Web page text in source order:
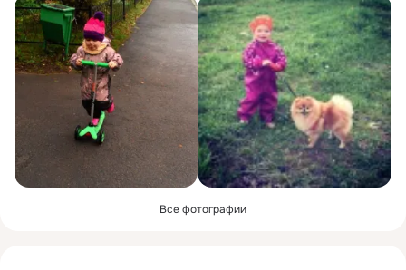
Все фотографии